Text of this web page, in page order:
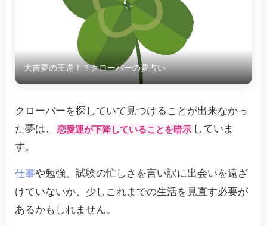
大吉夢の王道！？クローバーの夢占い
クローバーを探していて見つけることが出来なかっ
た夢は、
恋愛運が下降していることを暗示 していま
す。
仕事や勉強、試験の忙しさを言い訳に出会いを遠ざ
けていないか、少しこれまでの生活を見直す必要が
あるかもしれません。